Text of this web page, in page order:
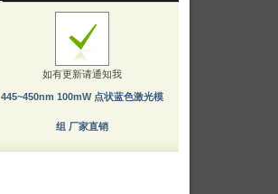
如有更新请通知我
445~450nm 100mW 点状蓝色激光模
组 厂家直销